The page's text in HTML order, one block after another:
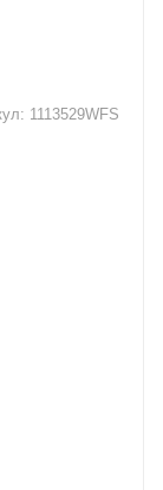
1113529WFS